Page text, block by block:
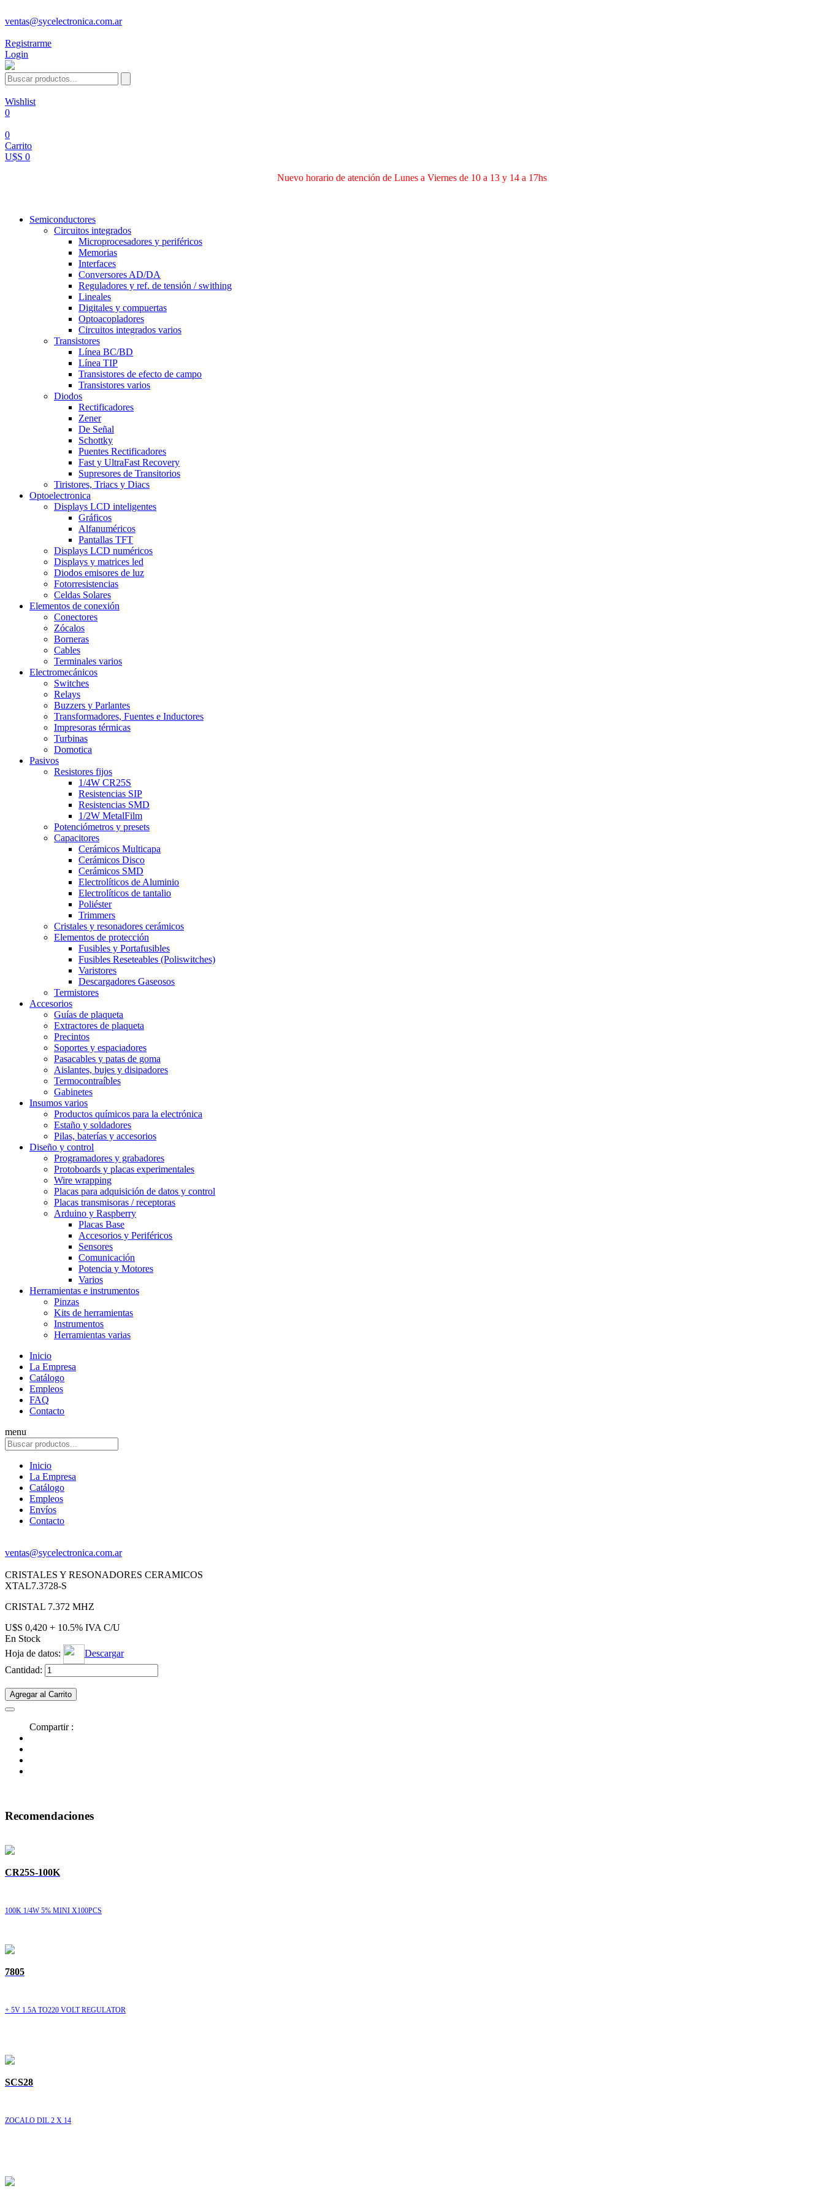
ventas@sycelectronica.com.ar
Registrarme
Login
Wishlist
0
0
Carrito
U$S 0
Nuevo horario de atención de Lunes a Viernes de 10 a 13 y 14 a 17hs
Semiconductores
Circuitos integrados
Microprocesadores y periféricos
Memorias
Interfaces
Conversores AD/DA
Reguladores y ref. de tensión / swithing
Lineales
Digitales y compuertas
Optoacopladores
Circuitos integrados varios
Transistores
Línea BC/BD
Línea TIP
Transistores de efecto de campo
Transistores varios
Diodos
Rectificadores
Zener
De Señal
Schottky
Puentes Rectificadores
Fast y UltraFast Recovery
Supresores de Transitorios
Tiristores, Triacs y Diacs
Optoelectronica
Displays LCD inteligentes
Gráficos
Alfanuméricos
Pantallas TFT
Displays LCD numéricos
Displays y matrices led
Diodos emisores de luz
Fotorresistencias
Celdas Solares
Elementos de conexión
Conectores
Zócalos
Borneras
Cables
Terminales varios
Electromecánicos
Switches
Relays
Buzzers y Parlantes
Transformadores, Fuentes e Inductores
Impresoras térmicas
Turbinas
Domotica
Pasivos
Resistores fijos
1/4W CR25S
Resistencias SIP
Resistencias SMD
1/2W MetalFilm
Potenciómetros y presets
Capacitores
Cerámicos Multicapa
Cerámicos Disco
Cerámicos SMD
Electrolíticos de Aluminio
Electrolíticos de tantalio
Poliéster
Trimmers
Cristales y resonadores cerámicos
Elementos de protección
Fusibles y Portafusibles
Fusibles Reseteables (Poliswitches)
Varistores
Descargadores Gaseosos
Termistores
Accesorios
Guías de plaqueta
Extractores de plaqueta
Precintos
Soportes y espaciadores
Pasacables y patas de goma
Aislantes, bujes y disipadores
Termocontraíbles
Gabinetes
Insumos varios
Productos químicos para la electrónica
Estaño y soldadores
Pilas, baterías y accesorios
Diseño y control
Programadores y grabadores
Protoboards y placas experimentales
Wire wrapping
Placas para adquisición de datos y control
Placas transmisoras / receptoras
Arduino y Raspberry
Placas Base
Accesorios y Periféricos
Sensores
Comunicación
Potencia y Motores
Varios
Herramientas e instrumentos
Pinzas
Kits de herramientas
Instrumentos
Herramientas varias
Inicio
La Empresa
Catálogo
Empleos
FAQ
Contacto
menu
Inicio
La Empresa
Catálogo
Empleos
Envíos
Contacto
ventas@sycelectronica.com.ar
CRISTALES Y RESONADORES CERAMICOS
XTAL7.3728-S
CRISTAL 7.372 MHZ
U$S 0,420 + 10.5% IVA C/U
En Stock
Hoja de datos:
Descargar
Cantidad:
Agregar al Carrito
Compartir :
Recomendaciones
CR25S-100K
100K 1/4W 5% MINI X100PCS
7805
+ 5V 1.5A TO220 VOLT REGULATOR
SCS28
ZOCALO DIL 2 X 14